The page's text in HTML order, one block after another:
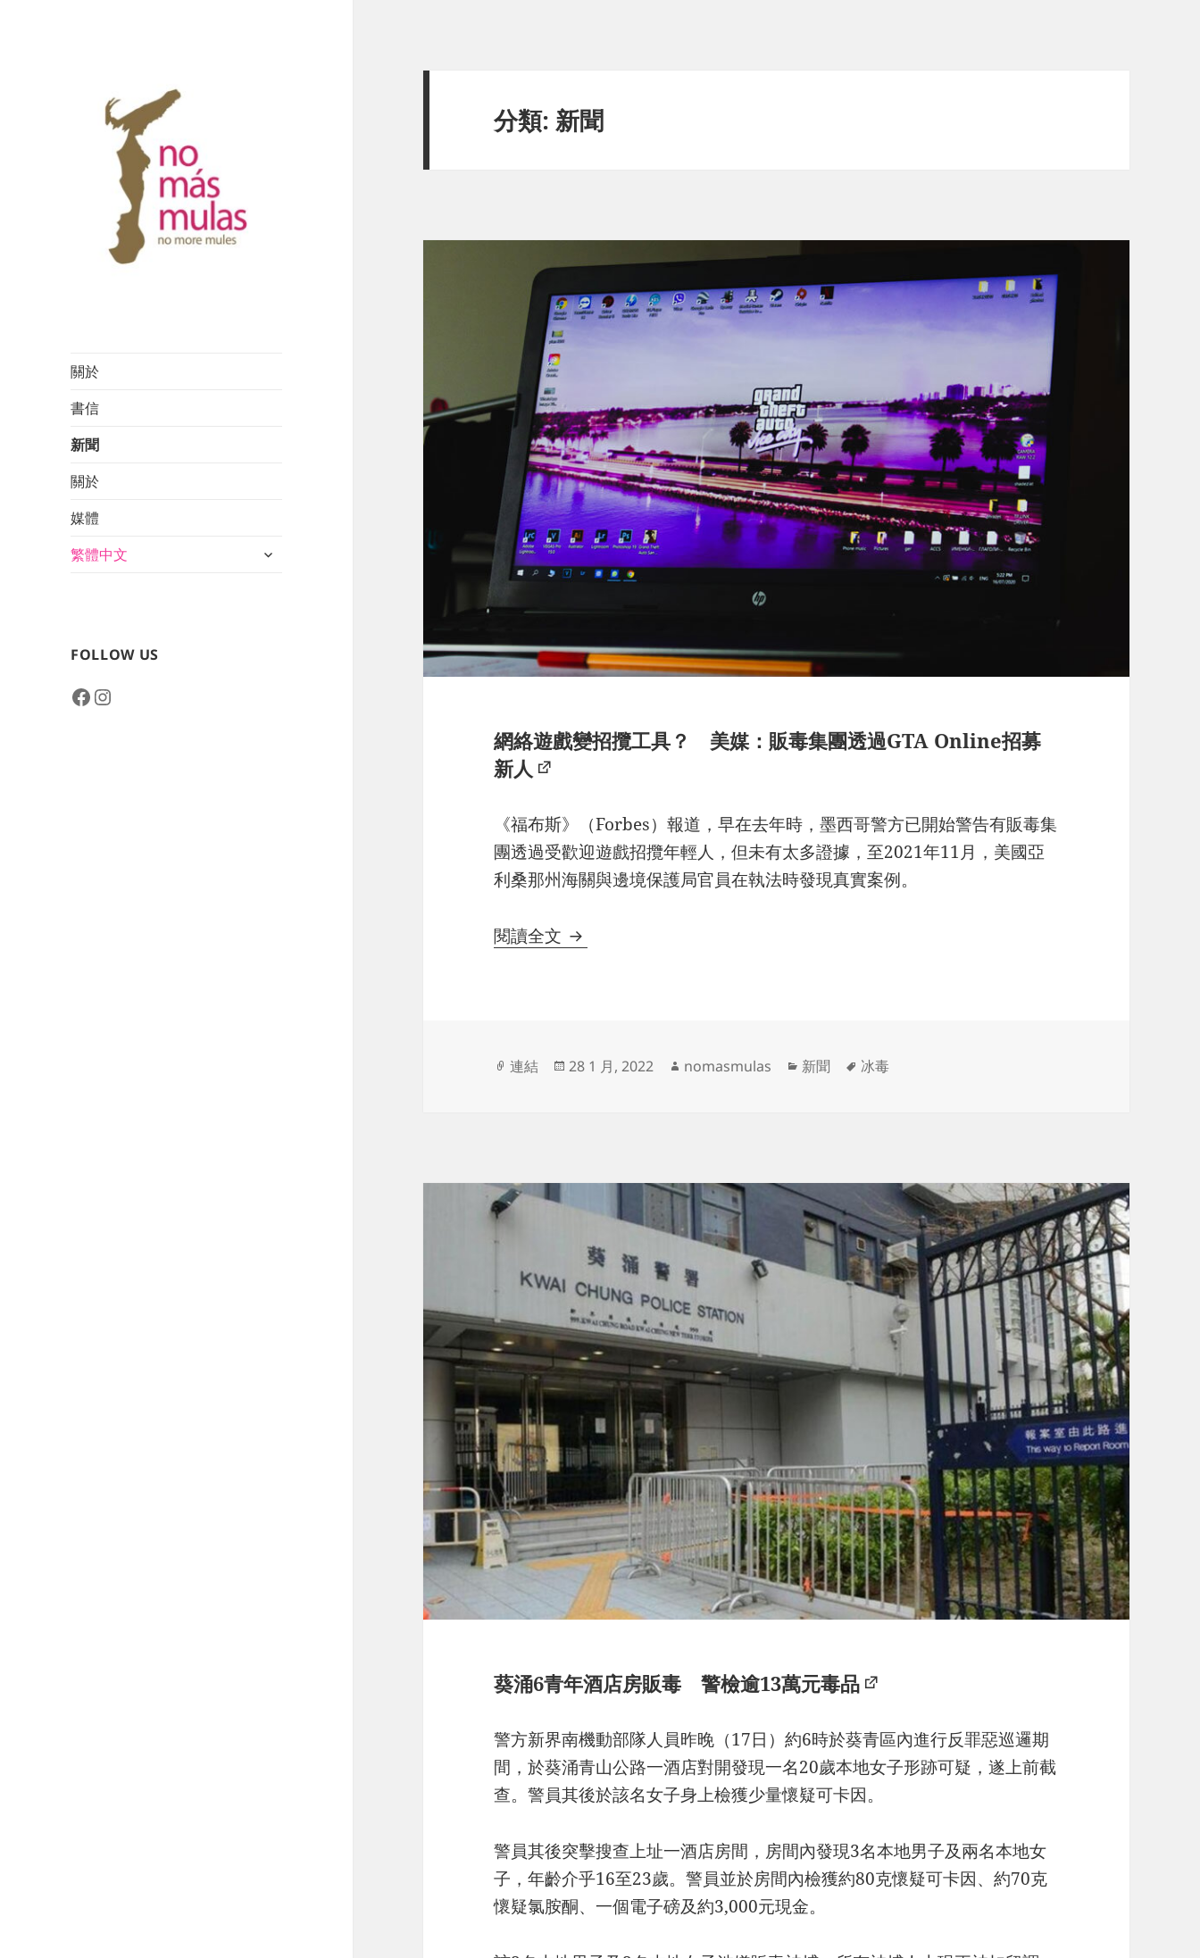
關於
書信
新聞
關於
媒體
繁體中文
展
FOLLOW US
Facebook
Instagram
分類: 新聞
網絡遊戲變招攬工具？ 美媒：販毒集團透過GTA Online招募
新人
《福布斯》（Forbes）報道，早在去年時，墨西哥警方已開始警告有販毒集
團透過受歡迎遊戲招攬年輕人，但未有太多證據，至2021年11月，美國亞
利桑那州海關與邊境保護局官員在執法時發現真實案例。
閱讀全文 網絡遊戲變招攬工具？ 美媒：販毒集團透過GTA Online招募新人
文
連結
發
28 1 月, 2022
作
nomasmulas
分
新聞
標
冰毒
葵涌6青年酒店房販毒 警檢逾13萬元毒品
警方新界南機動部隊人員昨晚（17日）約6時於葵青區內進行反罪惡巡邏期
間，於葵涌青山公路一酒店對開發現一名20歲本地女子形跡可疑，遂上前截
查。警員其後於該名女子身上檢獲少量懷疑可卡因。
警員其後突擊搜查上址一酒店房間，房間內發現3名本地男子及兩名本地女
子，年齡介乎16至23歲。警員並於房間內檢獲約80克懷疑可卡因、約70克
懷疑氯胺酮、一個電子磅及約3,000元現金。